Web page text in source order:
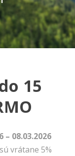
15
– 08.03.2026
vrátane 5%